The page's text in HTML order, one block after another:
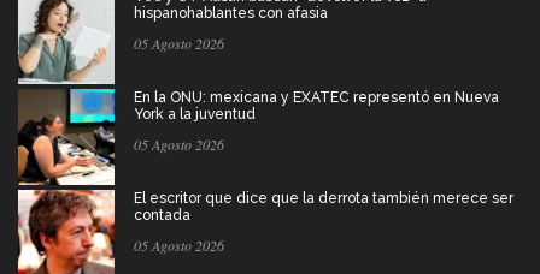
hispanohablantes con afasia
05 Agosto 2026
En la ONU: mexicana y EXATEC representó en Nueva
York a la juventud
05 Agosto 2026
El escritor que dice que la derrota también merece ser
contada
05 Agosto 2026